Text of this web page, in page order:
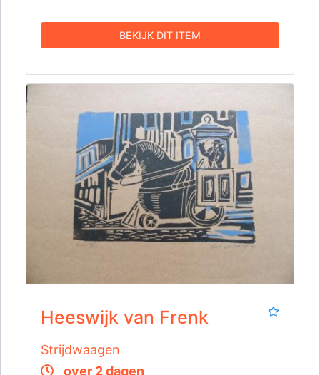
BEKIJK DIT ITEM
Heeswijk van Frenk
Strijdwaagen
over 2 dagen